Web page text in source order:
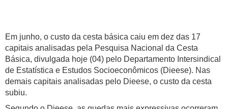
Em junho, o custo da cesta básica caiu em dez das 17
capitais analisadas pela Pesquisa Nacional da Cesta
Básica, divulgada hoje (04) pelo Departamento Intersindical
de Estatística e Estudos Socioeconômicos (Dieese). Nas
demais capitais analisadas pelo Dieese, o custo da cesta
subiu.